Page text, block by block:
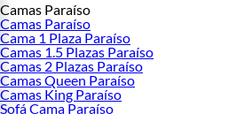
Camas Paraíso
Camas Paraíso
Cama 1 Plaza Paraíso
Camas 1.5 Plazas Paraíso
Camas 2 Plazas Paraíso
Camas Queen Paraíso
Camas King Paraíso
Sofá Cama Paraíso